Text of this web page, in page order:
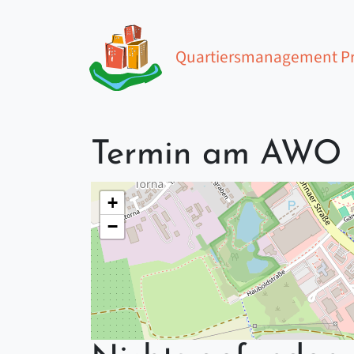
Hauptnavigation
Quartiersmanagement
Termin am AWO
+
−